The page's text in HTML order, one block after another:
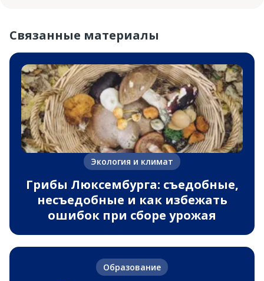
Связанные материалы
Экология и климат
Грибы Люксембурга: съедобные,
несъедобные и как избежать
ошибок при сборе урожая
Образование